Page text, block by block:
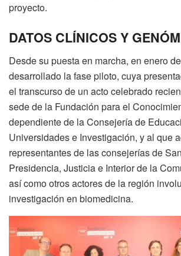
proyecto.
DATOS CLÍNICOS Y
Desde su puesta en marcha, en enero
desarrollado la fase piloto, cuya
el transcurso de un acto celebrado
sede de la Fundación para el
dependiente de la Consejería de
Universidades e Investigación, y al que
representantes de las consejerías de
Presidencia, Justicia e Interior de la
así como otros actores de la región
investigación en biomedicina.